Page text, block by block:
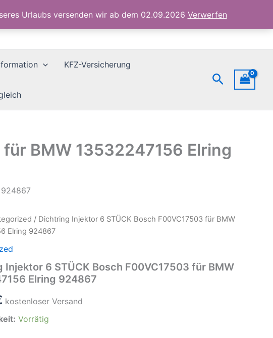
Urlaubs versenden wir ab dem 02.09.2026 Verwerfen
KFZ-Versicherung
Suchen
BMW 13532247156 Elring
924867
/ Dichtring Injektor 6 STÜCK Bosch F00VC17503 für BMW
Elring 924867
Injektor 6 STÜCK Bosch F00VC17503 für BMW
Elring 924867
kostenloser Versand
Vorrätig
für
BMW
13532247156
924867
Menge